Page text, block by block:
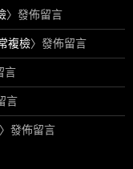
〉發佈留言
複檢〉發佈留言
言
言
〉發佈留言